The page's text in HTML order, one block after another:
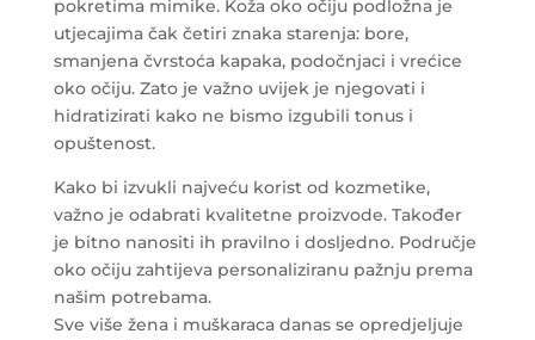
pokretima mimike. Koža oko očiju podložna je
utjecajima čak četiri znaka starenja: bore,
smanjena čvrstoća kapaka, podočnjaci i vrećice
oko očiju. Zato je važno uvijek je njegovati i
hidratizirati kako ne bismo izgubili tonus i
opuštenost.
Kako bi izvukli najveću korist od kozmetike,
važno je odabrati kvalitetne proizvode. Također
je bitno nanositi ih pravilno i dosljedno. Područje
oko očiju zahtijeva personaliziranu pažnju prema
našim potrebama.
Sve više žena i muškaraca danas se opredjeljuje